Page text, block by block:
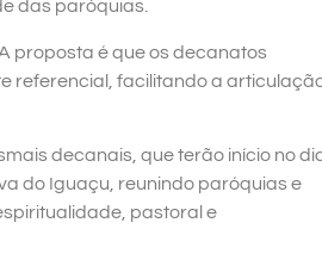
das paróquias.
proposta é que os decanatos
referencial, facilitando a
decanais, que terão início no
do Iguaçu, reunindo paróquias e
pastoral e